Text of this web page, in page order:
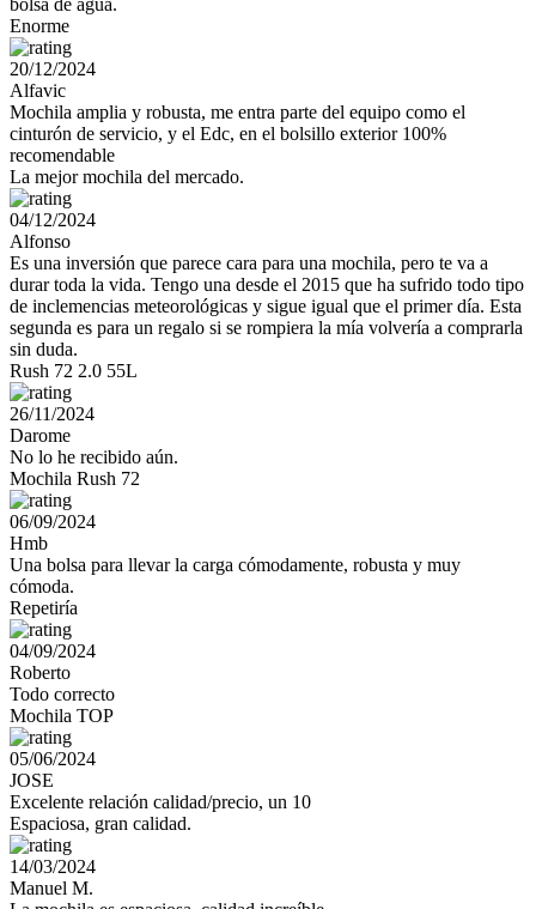
Enorme
20/12/2024
Alfavic
Mochila amplia y robusta, me entra parte del equipo como el
cinturón de servicio, y el Edc, en el bolsillo exterior 100%
recomendable
La mejor mochila del mercado.
04/12/2024
Alfonso
Es una inversión que parece cara para una mochila, pero te va a
durar toda la vida. Tengo una desde el 2015 que ha sufrido todo tipo
de inclemencias meteorológicas y sigue igual que el primer día. Esta
segunda es para un regalo si se rompiera la mía volvería a comprarla
sin duda.
Rush 72 2.0 55L
26/11/2024
Darome
No lo he recibido aún.
Mochila Rush 72
06/09/2024
Hmb
Una bolsa para llevar la carga cómodamente, robusta y muy
cómoda.
Repetiría
04/09/2024
Roberto
Todo correcto
Mochila TOP
05/06/2024
JOSE
Excelente relación calidad/precio, un 10
Espaciosa, gran calidad.
14/03/2024
Manuel M.